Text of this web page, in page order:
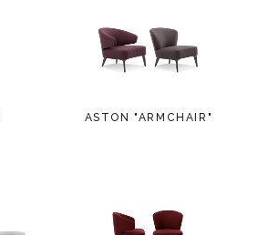
ASTON "ARMCHAIR"